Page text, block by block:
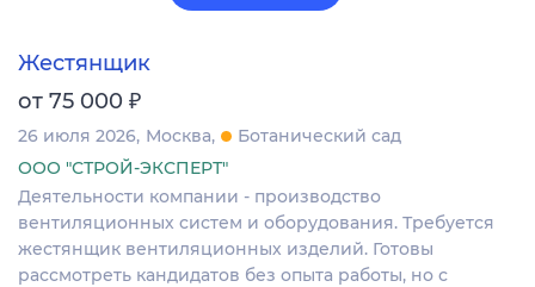
Жестянщик
от 75 000 ₽
26 июля 2026 Москва
Ботанический сад
ООО "СТРОЙ-ЭКСПЕРТ"
Деятельности компании - производство
вентиляционных систем и оборудования. Требуется
жестянщик вентиляционных изделий. Готовы
рассмотреть кандидатов без опыта работы, но с